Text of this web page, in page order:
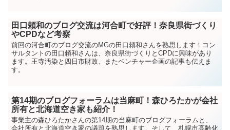
田口頼和のブログ交流は河合町で好評！奈良県街づくり
やCPDなど考察
前回の河合町のブログ交流のMGの田口頼和さんを熟思します！コン
サルタントの田口頼和さんは、奈良県街づくりとCPDに興味があり
ます。王寺汚染と四日市財政、またベンチャー企画の記事も伝えま
す。
第14期のブログフォーラムは当麻町！森ひろたかが会社
所有と北海道空き家も紹介！
事業主の森ひろたかさんの第14期の当麻町のブログフォーラムと、
会社所有と北海道空き家の議題を熟思します。そして、札幌市高齢化